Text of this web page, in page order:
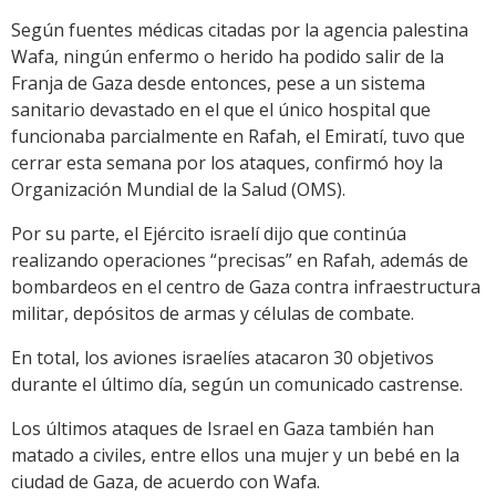
Según fuentes médicas citadas por la agencia palestina
Wafa, ningún enfermo o herido ha podido salir de la
Franja de Gaza desde entonces, pese a un sistema
sanitario devastado en el que el único hospital que
funcionaba parcialmente en Rafah, el Emiratí, tuvo que
cerrar esta semana por los ataques, confirmó hoy la
Organización Mundial de la Salud (OMS).
Por su parte, el Ejército israelí dijo que continúa
realizando operaciones “precisas” en Rafah, además de
bombardeos en el centro de Gaza contra infraestructura
militar, depósitos de armas y células de combate.
En total, los aviones israelíes atacaron 30 objetivos
durante el último día, según un comunicado castrense.
Los últimos ataques de Israel en Gaza también han
matado a civiles, entre ellos una mujer y un bebé en la
ciudad de Gaza, de acuerdo con Wafa.